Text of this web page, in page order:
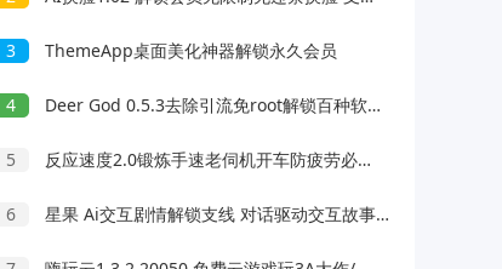
3 ThemeApp桌面美化神器解锁永久会员
4 Deer God 0.5.3去除引流免root解锁百种软件会员
5 反应速度2.0锻炼手速老伺机开车防疲劳必备
6 星果 Ai交互剧情解锁支线 对话驱动交互故事剧情